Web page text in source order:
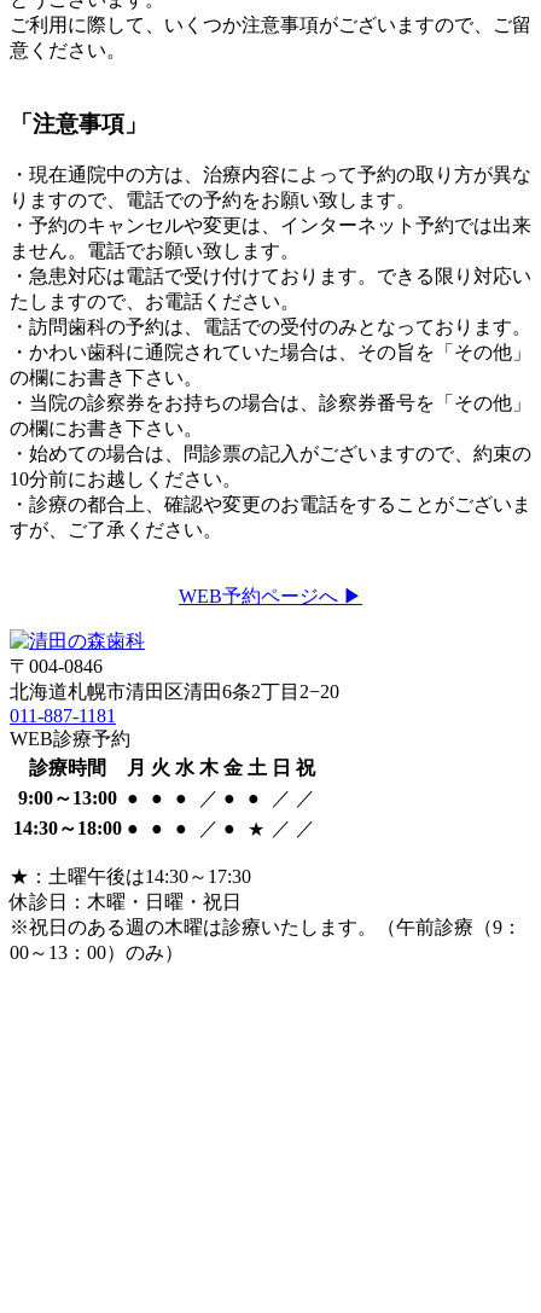
ご利用に際して、いくつか注意事項がございますので、ご留
意ください。
「注意事項」
・現在通院中の方は、治療内容によって予約の取り方が異な
りますので、電話での予約をお願い致します。
・予約のキャンセルや変更は、インターネット予約では出来
ません。電話でお願い致します。
・急患対応は電話で受け付けております。できる限り対応い
たしますので、お電話ください。
・訪問歯科の予約は、電話での受付のみとなっております。
・かわい歯科に通院されていた場合は、その旨を「その他」
の欄にお書き下さい。
・当院の診察券をお持ちの場合は、診察券番号を「その他」
の欄にお書き下さい。
・始めての場合は、問診票の記入がございますので、約束の
10分前にお越しください。
・診療の都合上、確認や変更のお電話をすることがございま
すが、ご了承ください。
WEB予約ページへ ▶
〒004-0846
北海道札幌市清田区清田6条2丁目2−20
011-887-1181
WEB診療予約
診療時間
月 火 水 木 金 土 日 祝
9:00～13:00 ● ● ● ／ ● ● ／ ／
14:30～18:00 ● ● ● ／ ● ★ ／ ／
★ ：土曜午後は14:30～17:30
休診日：木曜・日曜・祝日
※祝日のある週の木曜は診療いたします。
（午前診療（9：
00～13：00）のみ）